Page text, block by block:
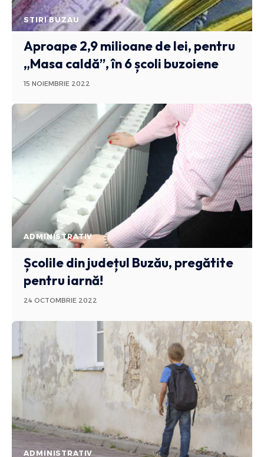
STIRI BUZAU
Aproape 2,9 milioane de lei, pentru
„Masa caldă”, în 6 școli buzoiene
15 NOIEMBRIE 2022
ADMINISTRATIV
Școlile din județul Buzău, pregătite
pentru iarnă!
24 OCTOMBRIE 2022
ADMINISTRATIV